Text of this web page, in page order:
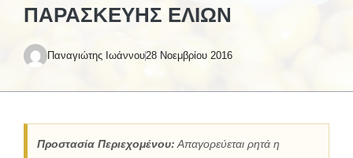
ΠΑΡΑΣΚΕΥΉΣ ΕΛΙΏΝ
Παναγιώτης Ιωάννου28 Νοεμβρίου 2016
Προστασία Περιεχομένου: Απαγορεύεται ρητά η